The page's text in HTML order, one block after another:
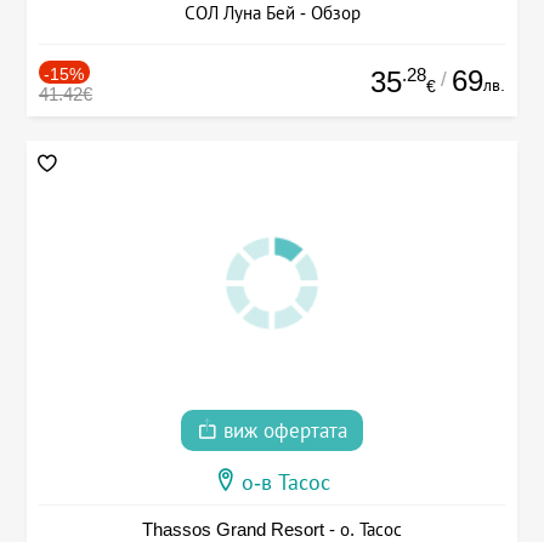
СОЛ Луна Бей - Обзор
-15%
41.42€ 35.28
€ / 69лв.
виж офертата
о-в Тасос
Thassos Grand Resort - о. Тасос